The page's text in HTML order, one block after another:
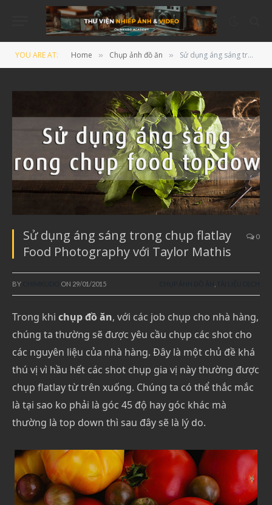
YOU ARE AT: Home » Chụp ảnh đồ ăn » Sử dụng áng sáng trong chụp flatlay Food Photography với Taylor Mathis
Sử dụng áng sáng trong chụp flatlay
Food Photography với Taylor Mathis
0
BY ON 29/01/2015
Trong khi chụp đồ ăn, với các job chụp cho nhà hàng,
chúng ta thường sẽ được yêu cầu chụp các shot cho
các nguyên liệu của nhà hàng. Đây là một chủ đề khá
thú vị vì hầu hết các shot chụp gia vị này thường được
chụp flatlay từ trên xuống. Chúng ta có thể thắc mắc
là tại sao ko phải là góc 45 độ hay góc khác mà
thường là top down thì sau đây sẽ là lý do.